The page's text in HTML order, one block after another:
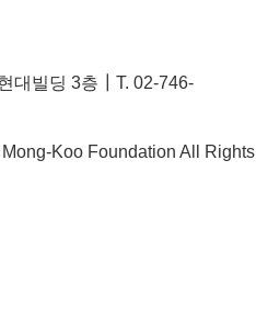
대빌딩 3층┃T. 02-746-
Koo Foundation All Rights